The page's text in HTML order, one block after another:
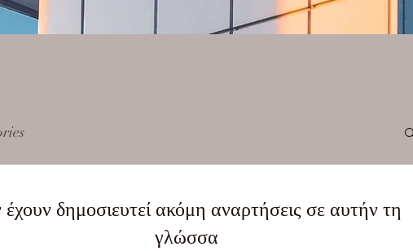
δημοσιευτεί ακόμη αναρτήσεις σε αυτήν τη
γλώσσα